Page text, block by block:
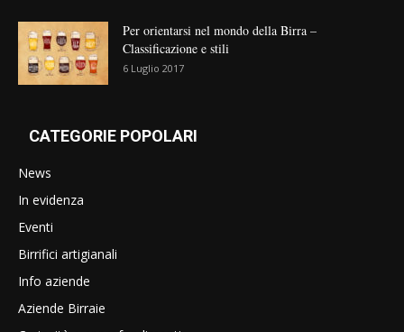
Per orientarsi nel mondo della Birra –
Classificazione e stili
6 Luglio 2017
CATEGORIE POPOLARI
News
In evidenza
Eventi
Birrifici artigianali
Info aziende
Aziende Birraie